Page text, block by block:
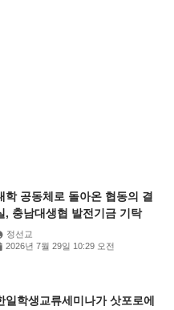
학 공동체로 돌아온 협동의 결
, 충남대생협 발전기금 기탁
정선교
2026년 7월 29일 10:29 오전
일학생교류세미나가 삿포로에